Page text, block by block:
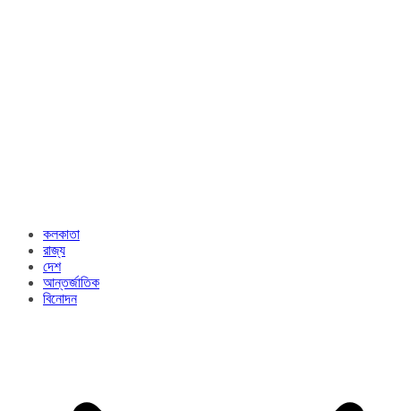
কলকাতা
রাজ্য​
দেশ
আন্তর্জাতিক
বিনোদন